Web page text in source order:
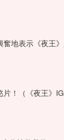
地表示《夜王
！（《夜王》IG